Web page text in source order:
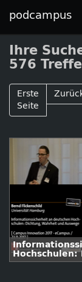
podcampus
Ihre
576
Erste
Seite
Auswege